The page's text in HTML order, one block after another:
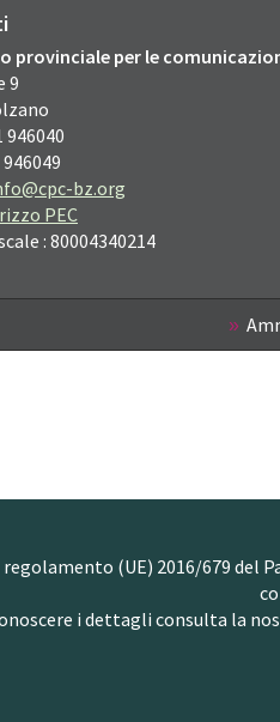
provinciale per le
9
946040
946049
bz.org
PEC
: 80004340214
(UE) 2016/679 del
i dettagli consulta la